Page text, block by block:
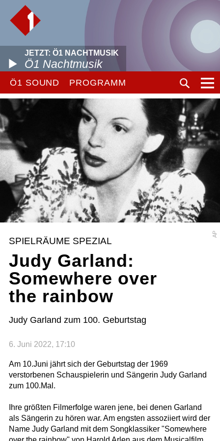
JETZT: Ö1 NACHTMUSIK
Ö1 Nachtmusik
Ö1 SOUND PROGRAMM
AP
SPIELRÄUME SPEZIAL
Judy Garland:
Somewhere over
the rainbow
Judy Garland zum 100. Geburtstag
6. Juni 2022, 17:10
Am 10.Juni jährt sich der Geburtstag der 1969
verstorbenen Schauspielerin und Sängerin Judy Garland
zum 100.Mal.
Ihre größten Filmerfolge waren jene, bei denen Garland
als Sängerin zu hören war. Am engsten assoziiert wird der
Name Judy Garland mit dem Songklassiker "Somewhere